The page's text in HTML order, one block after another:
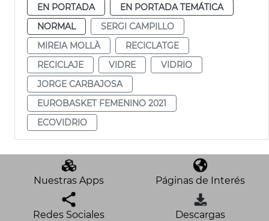
EN PORTADA
EN PORTADA TEMÁTICA
NORMAL
SERGI CAMPILLO
MIREIA MOLLÀ
RECICLATGE
RECICLAJE
VIDRE
VIDRIO
JORGE CARBAJOSA
EUROBASKET FEMENINO 2021
ECOVIDRIO
Nuestras Apps Páginas de Interés
Redes Sociales Descargas